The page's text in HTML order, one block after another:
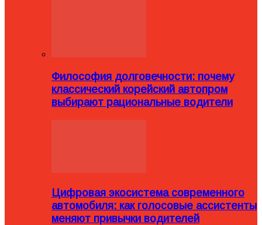
Философия долговечности: почему
классический корейский автопром
выбирают рациональные водители
Цифровая экосистема современного
автомобиля: как голосовые ассистенты
меняют привычки водителей